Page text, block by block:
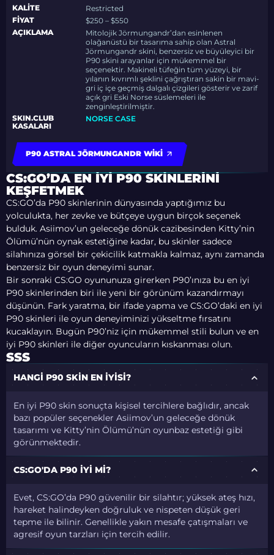
KALITE
Restricted
FIYAT
$250 – $550
AÇIKLAMA
Mitolojik Jörmungandr’dan esinlenen
olağanüstü bir tasarıma sahip olan Astral
Jörmungandr skini, benzersiz ve büyüleyici bir
P90 skini arayanlar için mükemmel bir
seçenektir. Makineli tüfeğin tüm yüzeyi, bir
yılanın kıvrımlı şeklini çağrıştıran sakin bir mavi-
gri iç içe geçmiş dalgalı çizgileri gösterir ve zarif
açık gri Eski Norse süslemeleri ile
zenginleştirilmiştir.
SKIN.CLUB
KASALARI
NORSE CASE
P90 ASTRAL JÖRMUNGANDR WIKI
CS:GO’DA EN İYI P90 SKINLERINI
KEŞFETMEK
CS:GO’da P90 skinlerinin dünyasında yaptığımız bu
yolculukta, her zevke ve bütçeye uygun birçok seçenek
bulduk. Asiimov’un geleceğe dönük cazibesinden Kitty’nin
Ölümü’nün oynak estetiğine kadar, bu skinler sadece
silahınıza görsel bir çekicilik katmakla kalmaz, aynı zamanda
benzersiz bir oyun deneyimi sunar.
Bir sonraki CS:GO oyununuza girerken P90’ınıza bu en iyi
P90 skinlerinden biri ile yeni bir görünüm kazandırmayı
düşünün. Fark yaratma, bir ifade yapma ve CS:GO’daki en iyi
P90 skinleri ile oyun deneyiminizi yükseltme fırsatını
kucaklayın. Bugün P90’niz için mükemmel stili bulun ve en
iyi P90 skinleri ile diğer oyuncuların kıskanması olun.
SSS
HANGI P90 SKIN EN IYISI?
En iyi P90 skin sonuçta kişisel tercihlere bağlıdır, ancak
bazı popüler seçenekler Asiimov’un geleceğe dönük
tasarımı ve Kitty’nin Ölümü’nün oyunbaz estetiği gibi
görünmektedir.
CS:GO'DA P90 IYI MI?
Evet, CS:GO’da P90 güvenilir bir silahtır; yüksek ateş hızı,
hareket halindeyken doğruluk ve nispeten düşük geri
tepme ile bilinir. Genellikle yakın mesafe çatışmaları ve
agresif oyun tarzları için tercih edilir.